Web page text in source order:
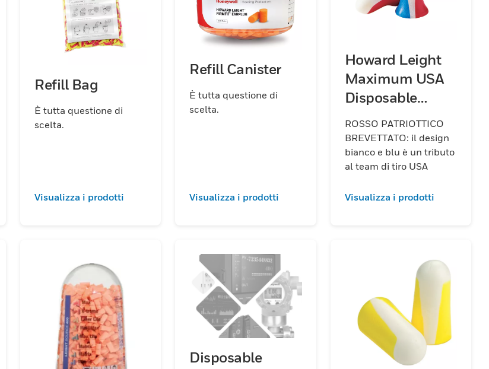
Refill Bag
È tutta questione di
scelta.
Visualizza i prodotti
Refill Canister
È tutta questione di
scelta.
Visualizza i prodotti
Howard Leight
Maximum USA
Disposable
Foam Earplugs
Retail
ROSSO PATRIOTTICO
BREVETTATO: il design
bianco e blu è un tributo
al team di tiro USA
Visualizza i prodotti
Disposable